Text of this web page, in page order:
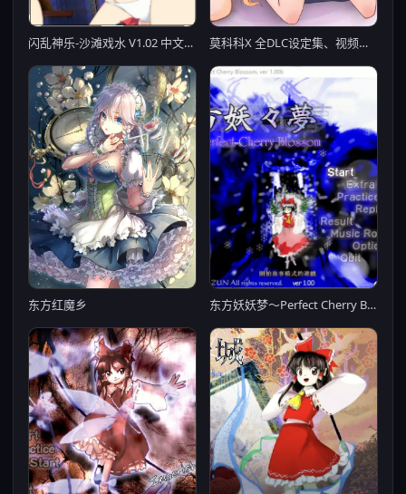
闪乱神乐-沙滩戏水 V1.02 中文版+存档+MOD+使用说明 莫科科X 全DLC设定集、视频集Build.8807609 动态无码【PC0901】
东方红魔乡 东方妖妖梦～Perfect Cherry Blossom～